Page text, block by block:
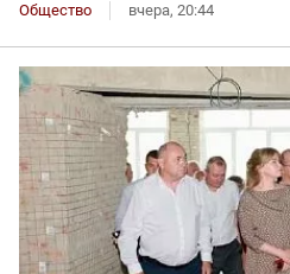
Общество вчера, 20:44